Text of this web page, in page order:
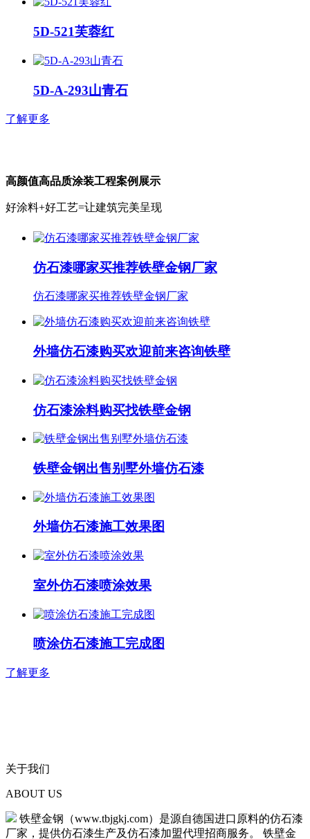
5D-521芙蓉红
5D-A-293山青石
了解更多
高颜值高品质涂装工程案例展示
好涂料+好工艺=让建筑完美呈现
仿石漆哪家买推荐铁壁金钢厂家
仿石漆哪家买推荐铁壁金钢厂家
外墙仿石漆购买欢迎前来咨询铁壁
仿石漆涂料购买找铁壁金钢
铁壁金钢出售别墅外墙仿石漆
外墙仿石漆施工效果图
室外仿石漆喷涂效果
喷涂仿石漆施工完成图
了解更多
关于我们
ABOUT US
铁壁金钢（www.tbjgkj.com）是源自德国进口原料的仿石漆
厂家，提供仿石漆生产及仿石漆加盟代理招商服务。 铁壁金